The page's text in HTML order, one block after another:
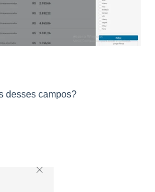
desses campos?